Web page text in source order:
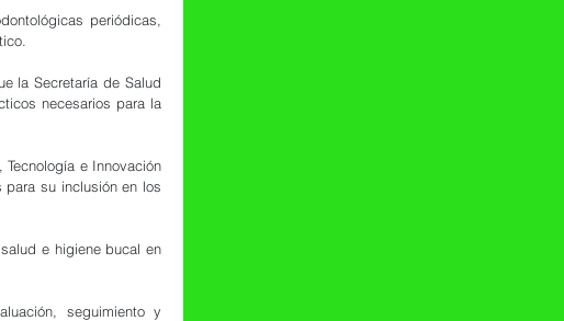
periódicas,
la Secretaría de Salud
necesarios para la
e Innovación
su inclusión en los
e higiene bucal en
seguimiento y